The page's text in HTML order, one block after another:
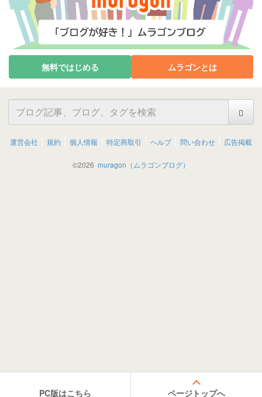
無料ではじめる ムラゴンとは
運営会社 規約 個人情報 特定商取引 ヘルプ 問い合わせ 広告掲載
©2026 muragon（ムラゴンブログ）
PC版はこちら ページトップへ